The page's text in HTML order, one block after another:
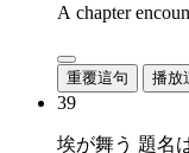
A chapter
重覆這句 播放
39
埃が舞う 題名